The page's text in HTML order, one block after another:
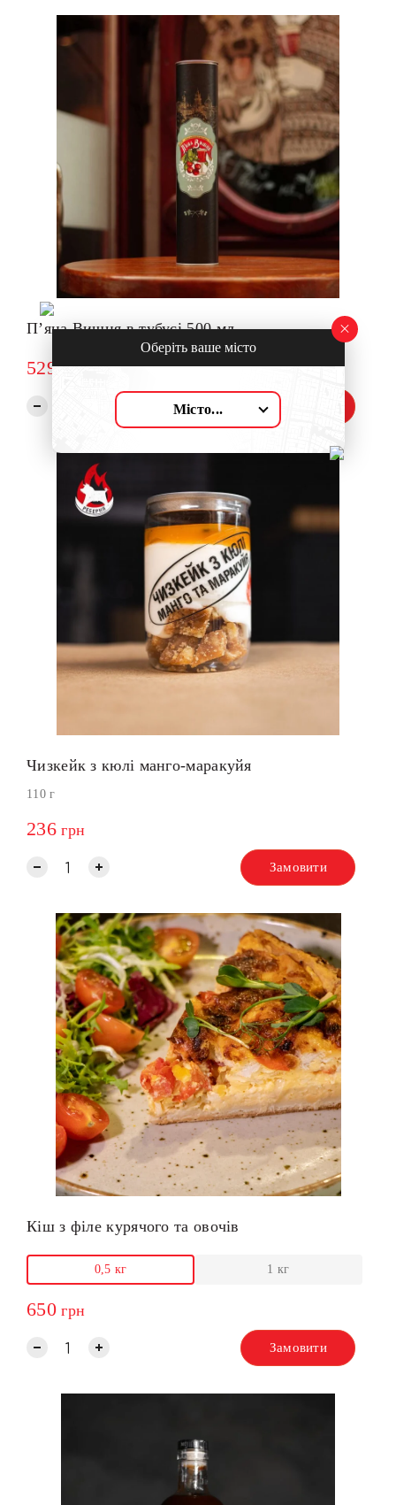
Пʼяна Вишня в тубусі 500 мл
529 грн
Чизкейк з кюлі манго-маракуйя
110 г
236 грн
Замовити
Кіш з філе курячого та овочів
0,5 кг 1 кг
650 грн
Замовити
Оберіть ваше місто
Місто...